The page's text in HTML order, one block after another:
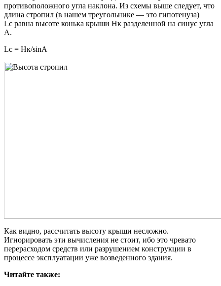
противоположного угла наклона. Из схемы выше следует, что
длина стропил (в нашем треугольнике — это гипотенуза)
Lc равна высоте конька крыши Hк разделенной на синус угла
А.
Lc = Hк/sinA
Как видно, рассчитать высоту крыши несложно.
Игнорировать эти вычисления не стоит, ибо это чревато
перерасходом средств или разрушением конструкции в
процессе эксплуатации уже возведенного здания.
Читайте также: